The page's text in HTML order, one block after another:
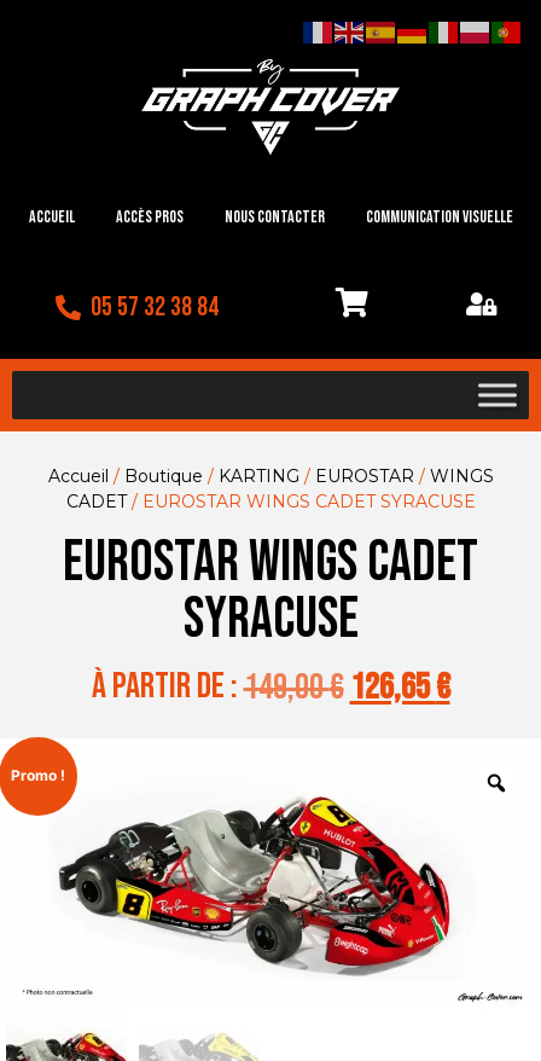
Accueil Accès Pros Nous contacter Communication visuelle
05 57 32 38 84
Accueil / Boutique / KARTING / EUROSTAR / WINGS
CADET/ EUROSTAR WINGS CADET SYRACUSE
EUROSTAR WINGS CADET
SYRACUSE
à partir de :149,00€ 126,65€
Promo !